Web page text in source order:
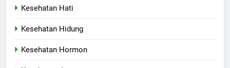
Kesehatan Hati
Kesehatan Hidung
Kesehatan Hormon